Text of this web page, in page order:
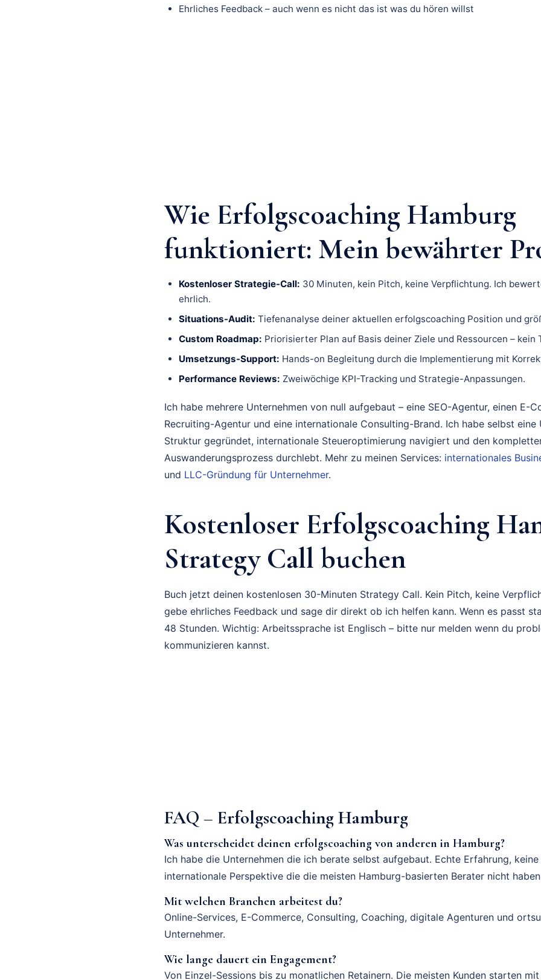
Ehrliches Feedback – auch wenn es nicht das ist was du hören willst
Wie Erfolgscoaching Hamburg
funktioniert: Mein bewährter
Kostenloser Strategie-Call: 30 Minuten, kein Pitch, keine Verpflichtung. Ich
ehrlich.
Situations-Audit: Tiefenanalyse deiner aktuellen erfolgscoaching Position und
Custom Roadmap: Priorisierter Plan auf Basis deiner Ziele und Ressourcen – kein
Umsetzungs-Support: Hands-on Begleitung durch die Implementierung mit
Performance Reviews: Zweiwöchige KPI-Tracking und Strategie-Anpassungen.
Ich habe mehrere Unternehmen von null aufgebaut – eine SEO-Agentur, einen E-
Recruiting-Agentur und eine internationale Consulting-Brand. Ich habe selbst eine
Struktur gegründet, internationale Steueroptimierung navigiert und den
Auswanderungsprozess durchlebt. Mehr zu meinen Services: internationales
und LLC-Gründung für Unternehmer.
Kostenloser Erfolgscoaching
Strategy Call buchen
Buch jetzt deinen kostenlosen 30-Minuten Strategy Call. Kein Pitch, keine
gebe ehrliches Feedback und sage dir direkt ob ich helfen kann. Wenn es passt
48 Stunden. Wichtig: Arbeitssprache ist Englisch – bitte nur melden wenn du
kommunizieren kannst.
FAQ – Erfolgscoaching Hamburg
Was unterscheidet deinen erfolgscoaching von anderen in Hamburg?
Ich habe die Unternehmen die ich berate selbst aufgebaut. Echte Erfahrung,
internationale Perspektive die die meisten Hamburg-basierten Berater nicht
Mit welchen Branchen arbeitest du?
Online-Services, E-Commerce, Consulting, Coaching, digitale Agenturen und
Unternehmer.
Wie lange dauert ein Engagement?
Von Einzel-Sessions bis zu monatlichen Retainern. Die meisten Kunden starten